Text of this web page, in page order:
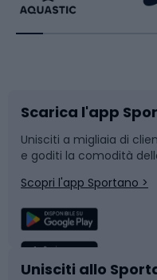
Bikepacking
Bushcraft
Corsa
Sport di squadra
Caschi da ciclismo
Sport con le
Slitte e slittini
Snowboard
Camminata nordica
Nuoto
Scarica l'app
Unisciti a migliaia di
e goditi la comodità
Scopri l'app Sportano >
Unisciti allo